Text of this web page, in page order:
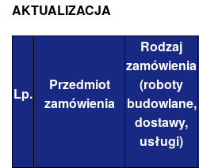
AKTUALIZACJA
Lp.
Przedmiot
zamówienia
Rodzaj
zamówienia
(roboty
budowlane,
dostawy,
usługi)